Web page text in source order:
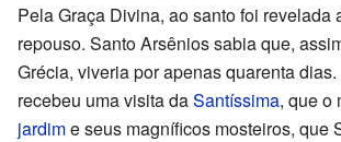
Pela Graça Divina, ao santo foi revelada
repouso. Santo Arsênios sabia que,
Grécia, viveria por apenas quarenta
recebeu uma visita daSantíssima, que o
jardime seus magníficos mosteiros, que